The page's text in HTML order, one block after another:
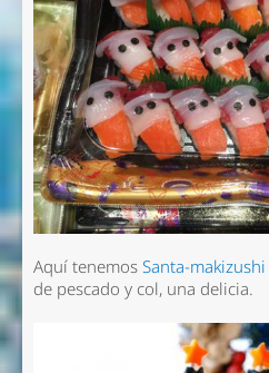
Aquí tenemosSanta-makizushi
de pescado y col, una delicia.